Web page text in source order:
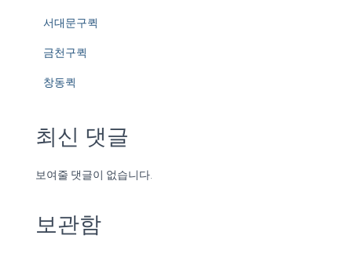
서대문구퀵
금천구퀵
창동퀵
최신 댓글
보여줄 댓글이 없습니다.
보관함